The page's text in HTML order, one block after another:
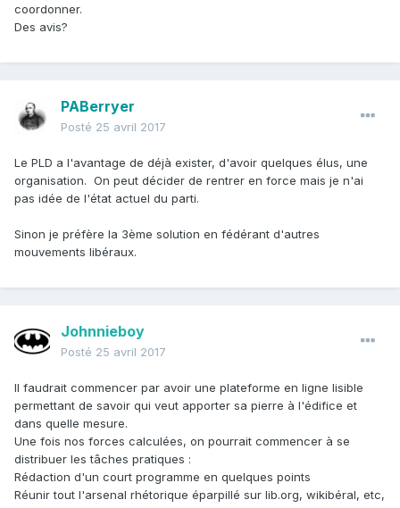
coordonner.
Des avis?
PABerryer
Posté 25 avril 2017
Le PLD a l'avantage de déjà exister, d'avoir quelques élus, une
organisation. On peut décider de rentrer en force mais je n'ai
pas idée de l'état actuel du parti.
Sinon je préfère la 3ème solution en fédérant d'autres
mouvements libéraux.
Johnnieboy
Posté 25 avril 2017
Il faudrait commencer par avoir une plateforme en ligne lisible
permettant de savoir qui veut apporter sa pierre à l'édifice et
dans quelle mesure.
Une fois nos forces calculées, on pourrait commencer à se
distribuer les tâches pratiques :
Rédaction d'un court programme en quelques points
Réunir tout l'arsenal rhétorique éparpillé sur lib.org, wikibéral, etc,